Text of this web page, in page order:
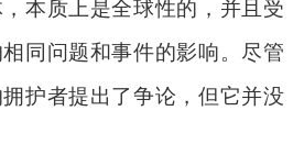
本质上是全球性的，并且受
同问题和事件的影响。尽管
护者提出了争论，但它并没